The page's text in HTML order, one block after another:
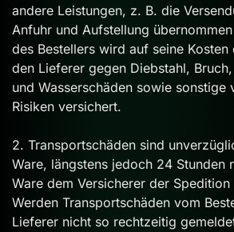
andere Leistungen, z. B. die
Anfuhr und Aufstellung
des Bestellers wird auf seine
den Lieferer gegen Diebstahl,
und Wasserschäden sowie sonstige
Risiken versichert.
2. Transportschäden sind
Ware, längstens jedoch 24 Stunden
Ware dem Versicherer der Spedition
Werden Transportschäden vom
Lieferer nicht so rechtzeitig